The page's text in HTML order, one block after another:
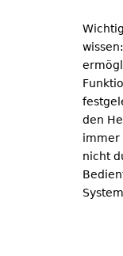
den
immer
nicht